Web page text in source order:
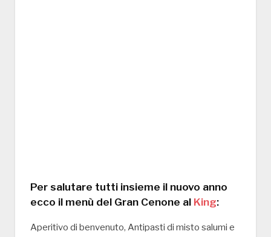
Per salutare tutti insieme il nuovo anno
ecco il menù del Gran Cenone al King:
Aperitivo di benvenuto, Antipasti di misto salumi e